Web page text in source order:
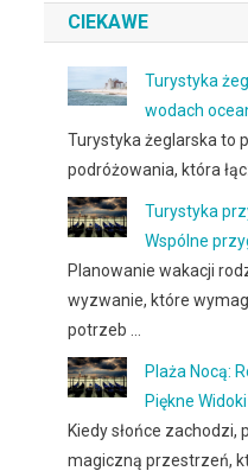
CIEKAWE
Turystyka
wodach
Turystyka żeglarska to
podróżowania, która
Turystyka
Wspólne
Planowanie wakacji
wyzwanie, które
potrzeb …
Plaża Nocą:
Piękne Widoki
Kiedy słońce zachodzi,
magiczną przestrzeń,